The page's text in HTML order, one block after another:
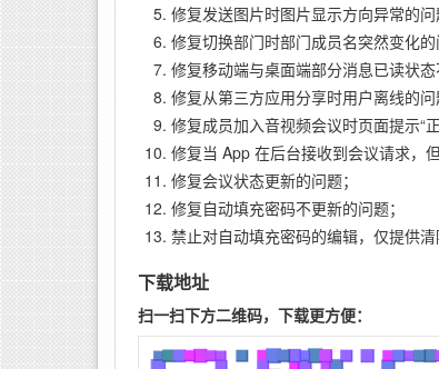
修复发送图片时图片显示方向异常的问
修复切换部门时部门成员名突然变化的
修复移动端与桌面端部分消息已读状态
修复从第三方应用分享时用户离线的问
修复成员加入音视频会议时页面提示“
修复当 App 在后台接收到会议请求，
修复会议状态更新的问题；
修复自动填充密码不更新的问题；
禁止对自动填充密码的编辑，仅提供清
下载地址
扫一扫下方二维码，下载更方便：